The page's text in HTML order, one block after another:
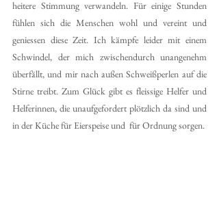
heitere Stimmung verwandeln. Für einige Stunden
fühlen sich die Menschen wohl und vereint und
geniessen diese Zeit. Ich kämpfe leider mit einem
Schwindel, der mich zwischendurch unangenehm
überfällt, und mir nach außen Schweißperlen auf die
Stirne treibt. Zum Glück gibt es fleissige Helfer und
Helferinnen, die unaufgefordert plötzlich da sind und
in der Küche für Eierspeise und  für Ordnung sorgen.